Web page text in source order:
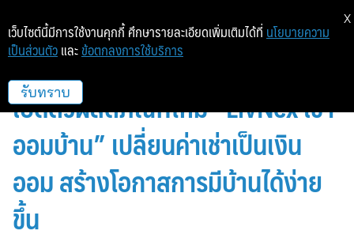
“SENA” ฉีกทุกกฎการอยู่อาศัย
เปิดตัวผลิตภัณฑ์ใหม่ “LivNex เช่า
ออมบ้าน” เปลี่ยนค่าเช่าเป็นเงิน
ออม สร้างโอกาสการมีบ้านได้ง่าย
ขึ้น
เว็บไซต์นี้มีการใช้งานคุกกี้ ศึกษารายละเอียดเพิ่มเติมได้ที่ นโยบายความ
เป็นส่วนตัว และ ข้อตกลงการใช้บริการ
รับทราบ
X